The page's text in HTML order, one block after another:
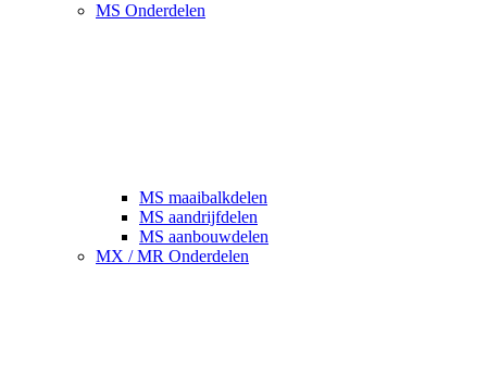
MS Onderdelen
MS maaibalkdelen
MS aandrijfdelen
MS aanbouwdelen
MX / MR Onderdelen